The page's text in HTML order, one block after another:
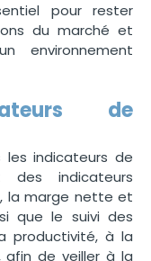
pour rester
du marché et
environnement
de
indicateurs de
des indicateurs
la marge nette et
que le suivi des
productivité, à la
de veiller à la